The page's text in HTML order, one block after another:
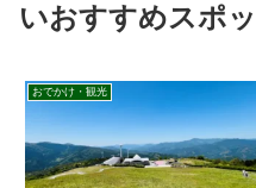
いおすすめスポ
おでかけ・観光